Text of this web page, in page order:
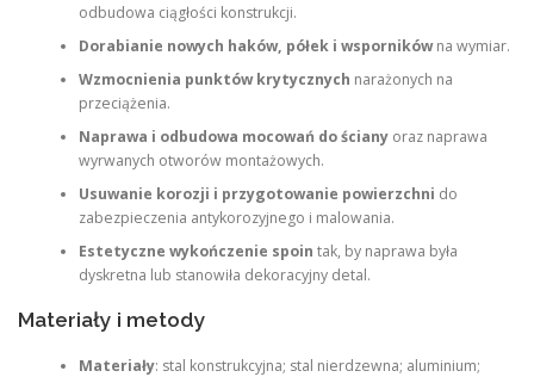
odbudowa ciągłości konstrukcji.
Dorabianie nowych haków, półek i wspornikówna wymiar.
Wzmocnienia punktów krytycznych narażonych na
przeciążenia.
Naprawa i odbudowa mocowań do ścianyoraz naprawa
wyrwanych otworów montażowych.
Usuwanie korozji i przygotowanie powierzchni do
zabezpieczenia antykorozyjnego i malowania.
Estetyczne wykończenie spoin tak, by naprawa była
dyskretna lub stanowiła dekoracyjny detal.
Materiały i metody
Materiały: stal konstrukcyjna; stal nierdzewna; aluminium;